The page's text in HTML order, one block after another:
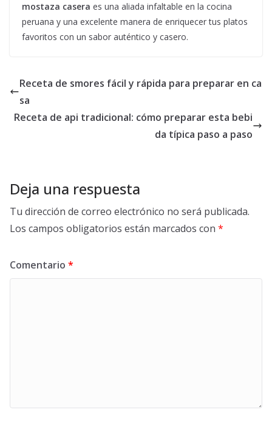
mostaza casera es una aliada infaltable en la cocina
peruana y una excelente manera de enriquecer tus platos
favoritos con un sabor auténtico y casero.
Receta de smores fácil y rápida para preparar en ca
sa
Receta de api tradicional: cómo preparar esta bebi
da típica paso a paso
Deja una respuesta
Tu dirección de correo electrónico no será publicada.
Los campos obligatorios están marcados con *
Comentario *